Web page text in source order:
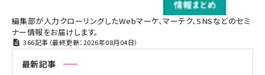
編集部が人力クローリングしたWebマーケ、マーテク、SNSなどのセミ
ナー情報をお届けします。
366記事（最終更新：2026年08月04日）
最新記事